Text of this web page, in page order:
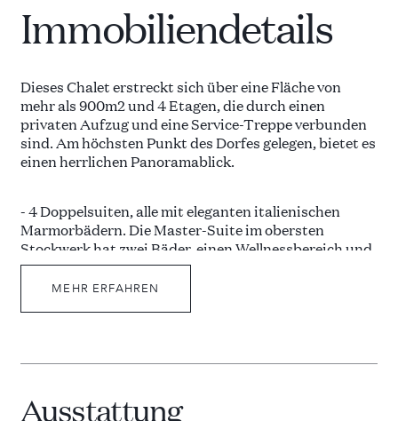
Immobiliendetails
Dieses Chalet erstreckt sich über eine Fläche von
mehr als 900m2 und 4 Etagen, die durch einen
privaten Aufzug und eine Service-Treppe verbunden
sind. Am höchsten Punkt des Dorfes gelegen, bietet es
einen herrlichen Panoramablick.
- 4 Doppelsuiten, alle mit eleganten italienischen
Marmorbädern. Die Master-Suite im obersten
Stockwerk hat zwei Bäder, einen Wellnessbereich und
einen Balkon mit Blick auf Cortina. Außerdem gibt es
2 Suiten für zwei Personen mit gemeinsamem Bad.
Plätzen und ein Weinkeller zur Verfügung.
Das Chalet hat einen unterirdischen 20 Meter langen
MEHR ERFAHREN
Ausstattung